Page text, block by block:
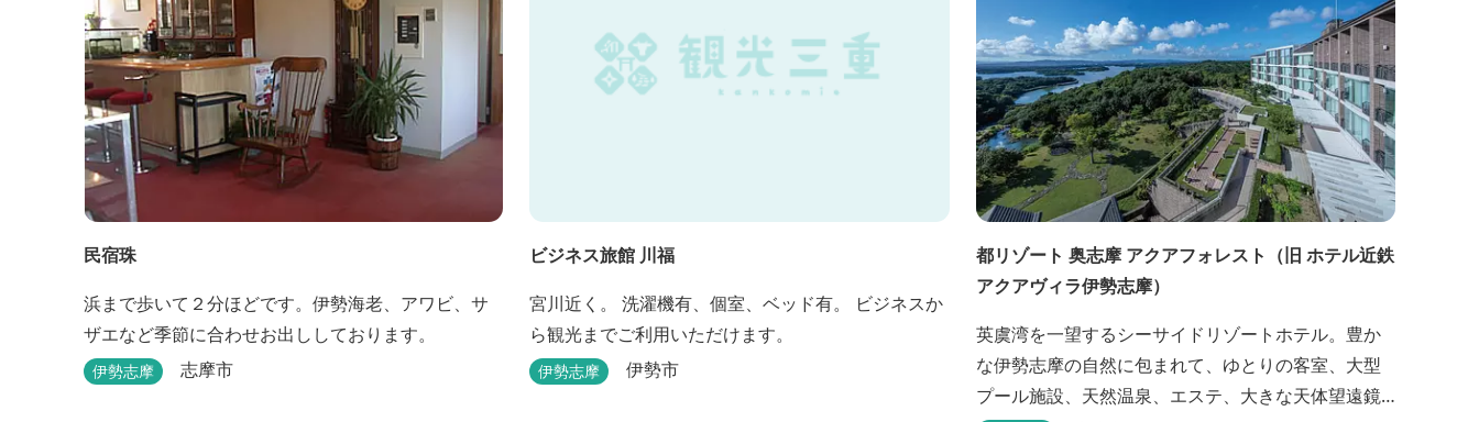
民宿珠
浜まで歩いて２分ほどです。伊勢海老、アワビ、サ
ザエなど季節に合わせお出ししております。
伊勢志摩 志摩市
ビジネス旅館 川福
宮川近く。 洗濯機有、個室、ベッド有。 ビジネスか
ら観光までご利用いただけます。
伊勢志摩 伊勢市
都リゾート 奥志摩 アクアフォレスト（旧 ホテル近鉄
アクアヴィラ伊勢志摩）
英虞湾を一望するシーサイドリゾートホテル。豊か
な伊勢志摩の自然に包まれて、ゆとりの客室、大型
プール施設、天然温泉、エステ、大きな天体望遠鏡